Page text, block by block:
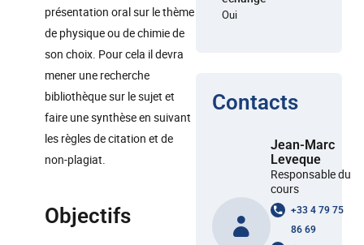
présentation oral sur le thème
de physique ou de chimie de
son choix. Pour cela il devra
mener une recherche
bibliothèque sur le sujet et
faire une synthèse en suivant
les règles de citation et de
non-plagiat.
Objectifs
Oui
Contacts
Jean-Marc
Leveque
Responsable du
cours
+33 4 79 75
86 69